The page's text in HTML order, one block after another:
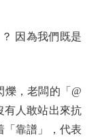
因為我們既是
，老闆的「@
有人敢站出來抗
「靠譜」，代表